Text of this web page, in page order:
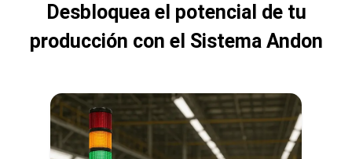
Desbloquea el potencial de tu
producción con el Sistema Andon